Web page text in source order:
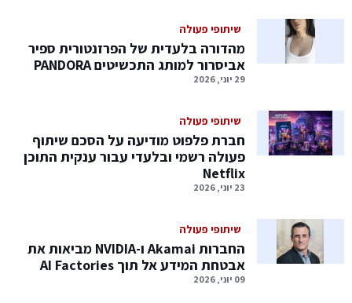
שיתופי פעולה
מהדורה בלעדית של הפרזנטורית ספיר
אביסרור למותג התכשיטים PANDORA
29 יוני, 2026
שיתופי פעולה
חברת פלפוט מודיעה על הסכם שיתוף
פעולה רשמי ובלעדי עבור ענקית התוכן
Netflix
23 יוני, 2026
שיתופי פעולה
החברות Akamai ו-NVIDIA מביאות את
אבטחת המידע אל תוך AI Factories
09 יוני, 2026